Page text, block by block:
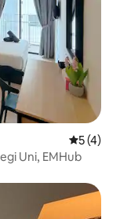
5 av 5 i
5 (4)
Uni, EMHub